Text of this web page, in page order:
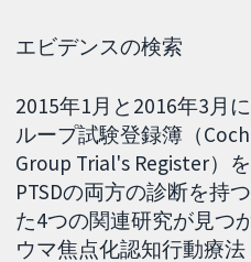
エビデンスの検索
2015年1月と2016年3月
ループ試験登録簿（
Group Trial's Register）
PTSDの両方の診断を持
た4つの関連研究が見つ
ウマ焦点化認知行動療